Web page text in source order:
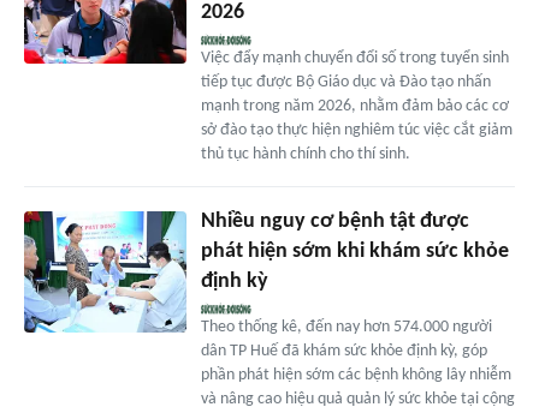
2026
Việc đẩy mạnh chuyển đổi số trong tuyển sinh
tiếp tục được Bộ Giáo dục và Đào tạo nhấn
mạnh trong năm 2026, nhằm đảm bảo các cơ
sở đào tạo thực hiện nghiêm túc việc cắt giảm
thủ tục hành chính cho thí sinh.
Nhiều nguy cơ bệnh tật được
phát hiện sớm khi khám sức khỏe
định kỳ
Theo thống kê, đến nay hơn 574.000 người
dân TP Huế đã khám sức khỏe định kỳ, góp
phần phát hiện sớm các bệnh không lây nhiễm
và nâng cao hiệu quả quản lý sức khỏe tại cộng